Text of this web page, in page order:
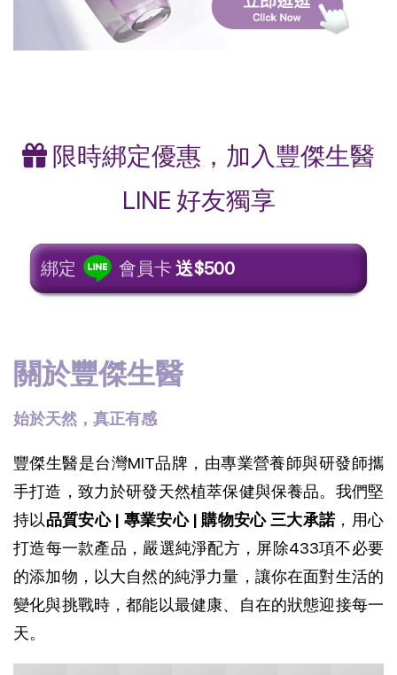
限時綁定優惠，加入豐傑生醫
LINE 好友獨享
綁定 會員卡送$500
關於豐傑生醫
始於天然，真正有感
豐傑生醫是台灣MIT品牌，由專業營養師與研發師攜
手打造，致力於研發天然植萃保健與保養品。我們堅
持以品質安心 | 專業安心 | 購物安心 三大承諾，用心
打造每一款產品， 嚴選純淨配方，屏除433項不必要
的添加物，以大自然的純淨力量，讓你在面對生活的
變化與挑戰時，都能以最健康、自在的狀態迎接每一
天。